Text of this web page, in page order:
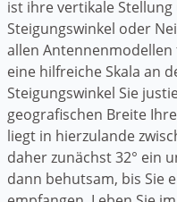
ist ihre vertikale
Steigungswinkel oder
allen
eine hilfreiche Skala an
Steigungswinkel Sie
geografischen Breite
liegt in hierzulande
daher zunächst 32° ein
dann behutsam, bis Sie